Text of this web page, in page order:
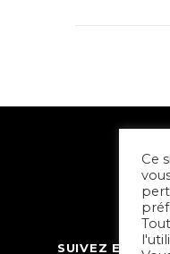
SUIVEZ ET
Ce